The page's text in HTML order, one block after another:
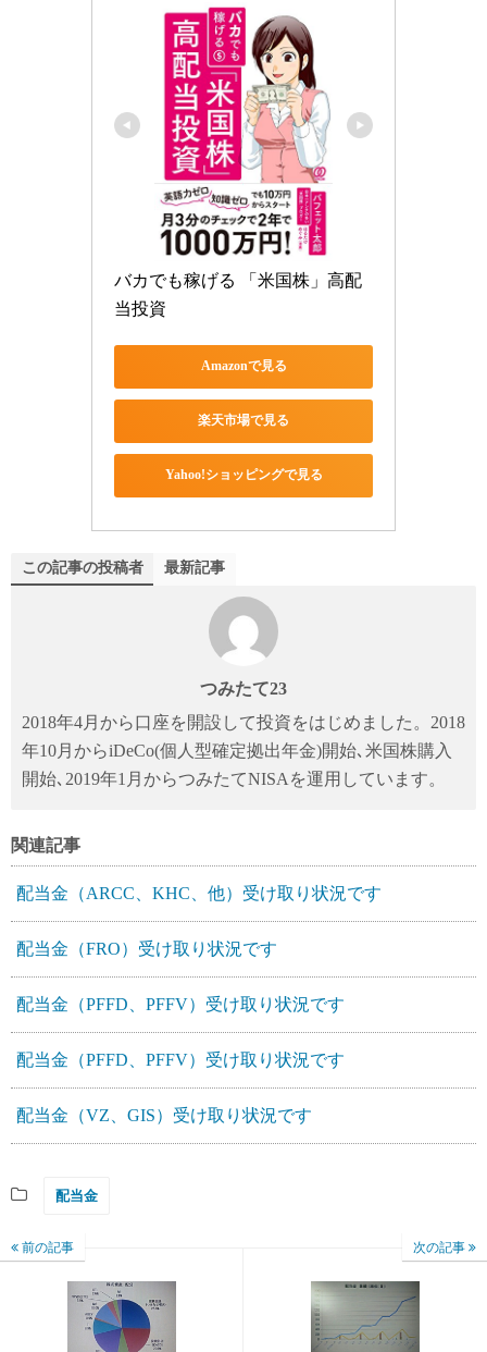
バカでも稼げる 「米国株」高配
当投資
Amazonで見る
楽天市場で見る
Yahoo!ショッピングで見る
この記事の投稿者 最新記事
つみたて23
2018年4月から口座を開設して投資をはじめました。2018
年10月からiDeCo(個人型確定拠出年金)開始､米国株購入
開始､2019年1月からつみたてNISAを運用しています。
関連記事
配当金（ARCC、KHC、他）受け取り状況です
配当金（FRO）受け取り状況です
配当金（PFFD、PFFV）受け取り状況です
配当金（PFFD、PFFV）受け取り状況です
配当金（VZ、GIS）受け取り状況です
配当金
前の記事 次の記事